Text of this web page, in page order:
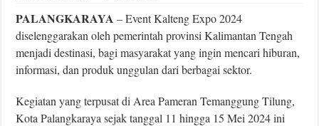
PALANGKARAYA – Event Kalteng Expo 2024
diselenggarakan oleh pemerintah provinsi Kalimantan Tengah
menjadi destinasi, bagi masyarakat yang ingin mencari hiburan,
informasi, dan produk unggulan dari berbagai sektor.
Kegiatan yang terpusat di Area Pameran Temanggung Tilung,
Kota Palangkaraya sejak tanggal 11 hingga 15 Mei 2024 ini